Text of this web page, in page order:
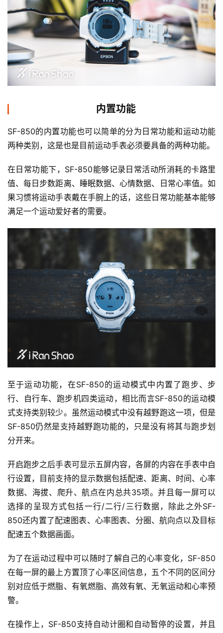
内置功能
SF-850的内置功能也可以简单的分为日常功能和运动功能
两种类别，这是也是目前运动手表必须要具备的两种功能。
在日常功能下，SF-850能够记录日常活动所消耗的卡路里
值、每日步数距离、睡眠数据、心情数据、日常心率值。如
果习惯将运动手表戴在手腕上的话，这些日常功能基本能够
满足一个运动爱好者的需要。
至于运动功能，在SF-850的运动模式中内置了跑步、步
行、自行车、跑步机四类运动，相比而言SF-850的运动模
式支持类别较少。虽然运动模式中没有越野跑这一项，但是
SF-850仍然是支持越野跑功能的，只是没有将其与跑步划
分开来。
开启跑步之后手表可显示五屏内容，各屏的内容在手表中自
行设置，目前支持的显示数据包括配速、距离、时间、心率
数据、海拔、爬升、航点在内总共35项。并且每一屏可以
选择的呈现方式包括一行/二行/三行数据，除此之外SF-
850还内置了配速图表、心率图表、分圈、航向点以及目标
配速五个数据画面。
为了在运动过程中可以随时了解自己的心率变化，SF-850
在每一屏的最上方置顶了心率区间信息，五个不同的区间分
别对应低于燃脂、有氧燃脂、高效有氧、无氧运动和心率预
警。
在操作上，SF-850支持自动计圈和自动暂停的设置，并且